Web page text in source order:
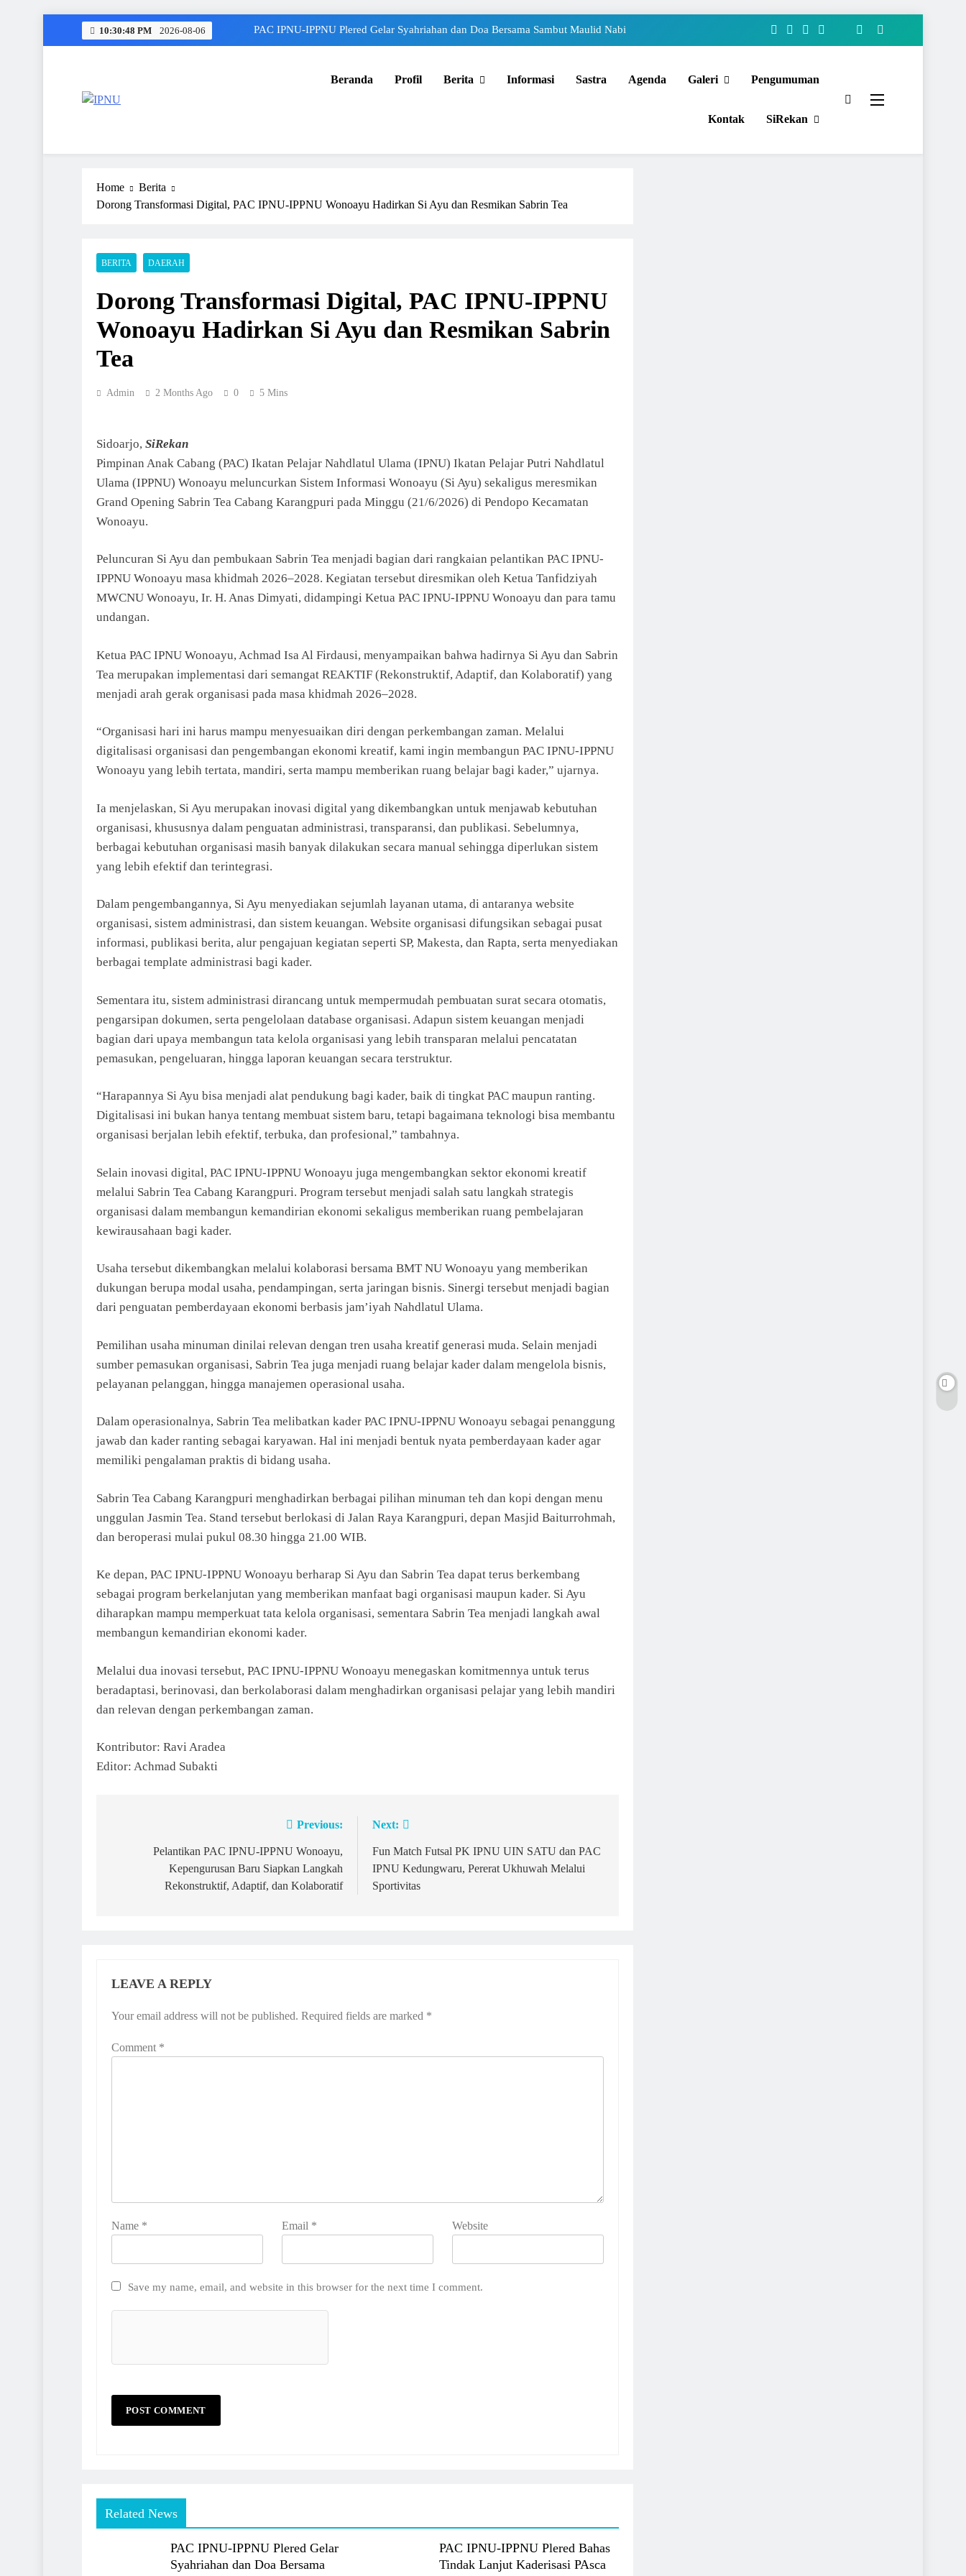
10:30:49 PM 2026-08-06 PAC IPNU-IPPNU Plered Gelar Syahriahan dan Doa Bersama Sambut Maulid Nabi
Beranda Profil Berita Informasi Sastra Agenda Galeri Pengumuman
Kontak SiRekan
Home
Berita
Dorong Transformasi Digital, PAC IPNU-IPPNU Wonoayu Hadirkan Si Ayu dan Resmikan Sabrin Tea
BERITA DAERAH
Dorong Transformasi Digital, PAC IPNU-IPPNU
Wonoayu Hadirkan Si Ayu dan Resmikan Sabrin
Tea
Admin 2 Months Ago 0 5 Mins
Sidoarjo, SiRekan
Pimpinan Anak Cabang (PAC) Ikatan Pelajar Nahdlatul Ulama (IPNU) Ikatan Pelajar Putri Nahdlatul
Ulama (IPPNU) Wonoayu meluncurkan Sistem Informasi Wonoayu (Si Ayu) sekaligus meresmikan
Grand Opening Sabrin Tea Cabang Karangpuri pada Minggu (21/6/2026) di Pendopo Kecamatan
Wonoayu.
Peluncuran Si Ayu dan pembukaan Sabrin Tea menjadi bagian dari rangkaian pelantikan PAC IPNU-
IPPNU Wonoayu masa khidmah 2026–2028. Kegiatan tersebut diresmikan oleh Ketua Tanfidziyah
MWCNU Wonoayu, Ir. H. Anas Dimyati, didampingi Ketua PAC IPNU-IPPNU Wonoayu dan para tamu
undangan.
Ketua PAC IPNU Wonoayu, Achmad Isa Al Firdausi, menyampaikan bahwa hadirnya Si Ayu dan Sabrin
Tea merupakan implementasi dari semangat REAKTIF (Rekonstruktif, Adaptif, dan Kolaboratif) yang
menjadi arah gerak organisasi pada masa khidmah 2026–2028.
“Organisasi hari ini harus mampu menyesuaikan diri dengan perkembangan zaman. Melalui
digitalisasi organisasi dan pengembangan ekonomi kreatif, kami ingin membangun PAC IPNU-IPPNU
Wonoayu yang lebih tertata, mandiri, serta mampu memberikan ruang belajar bagi kader,” ujarnya.
Ia menjelaskan, Si Ayu merupakan inovasi digital yang dikembangkan untuk menjawab kebutuhan
organisasi, khususnya dalam penguatan administrasi, transparansi, dan publikasi. Sebelumnya,
berbagai kebutuhan organisasi masih banyak dilakukan secara manual sehingga diperlukan sistem
yang lebih efektif dan terintegrasi.
Dalam pengembangannya, Si Ayu menyediakan sejumlah layanan utama, di antaranya website
organisasi, sistem administrasi, dan sistem keuangan. Website organisasi difungsikan sebagai pusat
informasi, publikasi berita, alur pengajuan kegiatan seperti SP, Makesta, dan Rapta, serta menyediakan
berbagai template administrasi bagi kader.
Sementara itu, sistem administrasi dirancang untuk mempermudah pembuatan surat secara otomatis,
pengarsipan dokumen, serta pengelolaan database organisasi. Adapun sistem keuangan menjadi
bagian dari upaya membangun tata kelola organisasi yang lebih transparan melalui pencatatan
pemasukan, pengeluaran, hingga laporan keuangan secara terstruktur.
“Harapannya Si Ayu bisa menjadi alat pendukung bagi kader, baik di tingkat PAC maupun ranting.
Digitalisasi ini bukan hanya tentang membuat sistem baru, tetapi bagaimana teknologi bisa membantu
organisasi berjalan lebih efektif, terbuka, dan profesional,” tambahnya.
Selain inovasi digital, PAC IPNU-IPPNU Wonoayu juga mengembangkan sektor ekonomi kreatif
melalui Sabrin Tea Cabang Karangpuri. Program tersebut menjadi salah satu langkah strategis
organisasi dalam membangun kemandirian ekonomi sekaligus memberikan ruang pembelajaran
kewirausahaan bagi kader.
Usaha tersebut dikembangkan melalui kolaborasi bersama BMT NU Wonoayu yang memberikan
dukungan berupa modal usaha, pendampingan, serta jaringan bisnis. Sinergi tersebut menjadi bagian
dari penguatan pemberdayaan ekonomi berbasis jam’iyah Nahdlatul Ulama.
Pemilihan usaha minuman dinilai relevan dengan tren usaha kreatif generasi muda. Selain menjadi
sumber pemasukan organisasi, Sabrin Tea juga menjadi ruang belajar kader dalam mengelola bisnis,
pelayanan pelanggan, hingga manajemen operasional usaha.
Dalam operasionalnya, Sabrin Tea melibatkan kader PAC IPNU-IPPNU Wonoayu sebagai penanggung
jawab dan kader ranting sebagai karyawan. Hal ini menjadi bentuk nyata pemberdayaan kader agar
memiliki pengalaman praktis di bidang usaha.
Sabrin Tea Cabang Karangpuri menghadirkan berbagai pilihan minuman teh dan kopi dengan menu
unggulan Jasmin Tea. Stand tersebut berlokasi di Jalan Raya Karangpuri, depan Masjid Baiturrohmah,
dan beroperasi mulai pukul 08.30 hingga 21.00 WIB.
Ke depan, PAC IPNU-IPPNU Wonoayu berharap Si Ayu dan Sabrin Tea dapat terus berkembang
sebagai program berkelanjutan yang memberikan manfaat bagi organisasi maupun kader. Si Ayu
diharapkan mampu memperkuat tata kelola organisasi, sementara Sabrin Tea menjadi langkah awal
membangun kemandirian ekonomi kader.
Melalui dua inovasi tersebut, PAC IPNU-IPPNU Wonoayu menegaskan komitmennya untuk terus
beradaptasi, berinovasi, dan berkolaborasi dalam menghadirkan organisasi pelajar yang lebih mandiri
dan relevan dengan perkembangan zaman.
Kontributor: Ravi Aradea
Editor: Achmad Subakti
navigation
Previous:
Pelantikan PAC IPNU-IPPNU Wonoayu,
Kepengurusan Baru Siapkan Langkah
Rekonstruktif, Adaptif, dan Kolaboratif
Next:
Fun Match Futsal PK IPNU UIN SATU dan PAC
IPNU Kedungwaru, Pererat Ukhuwah Melalui
Sportivitas
LEAVE A REPLY
Your email address will not be published. Required fields are marked *
Comment *
Name * Email * Website
Save my name, email, and website in this browser for the next time I comment.
Related News
PAC IPNU-IPPNU Plered Gelar
Syahriahan dan Doa Bersama
PAC IPNU-IPPNU Plered Bahas
Tindak Lanjut Kaderisasi PAsca